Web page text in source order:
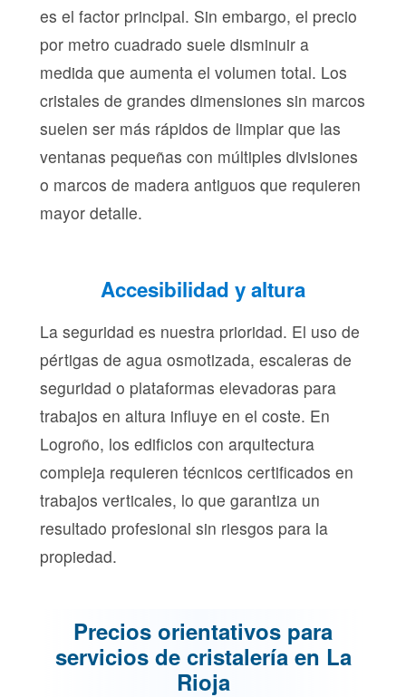
es el factor principal. Sin embargo, el precio
por metro cuadrado suele disminuir a
medida que aumenta el volumen total. Los
cristales de grandes dimensiones sin marcos
suelen ser más rápidos de limpiar que las
ventanas pequeñas con múltiples divisiones
o marcos de madera antiguos que requieren
mayor detalle.
Accesibilidad y altura
La seguridad es nuestra prioridad. El uso de
pértigas de agua osmotizada, escaleras de
seguridad o plataformas elevadoras para
trabajos en altura influye en el coste. En
Logroño, los edificios con arquitectura
compleja requieren técnicos certificados en
trabajos verticales, lo que garantiza un
resultado profesional sin riesgos para la
propiedad.
Precios orientativos para
servicios de cristalería en La
Rioja